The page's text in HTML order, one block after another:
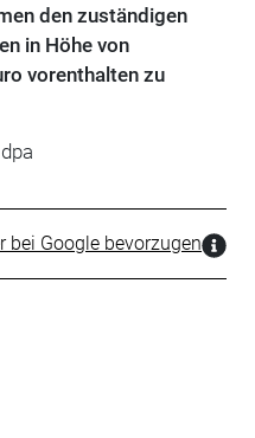
den zuständigen
in Höhe von
vorenthalten zu
bei Google bevorzugen